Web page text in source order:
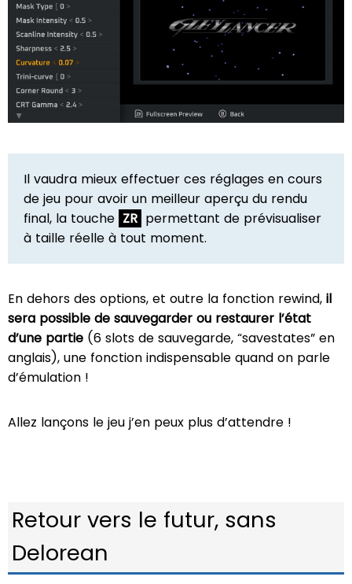
Il vaudra mieux effectuer ces réglages en cours
de jeu pour avoir un meilleur aperçu du rendu
final, la touche ZR permettant de prévisualiser
à taille réelle à tout moment.
En dehors des options, et outre la fonction rewind, il
sera possible de sauvegarder ou restaurer l’état
d’une partie (6 slots de sauvegarde, “savestates” en
anglais), une fonction indispensable quand on parle
d’émulation !
Allez lançons le jeu j’en peux plus d’attendre !
Retour vers le futur, sans
Delorean